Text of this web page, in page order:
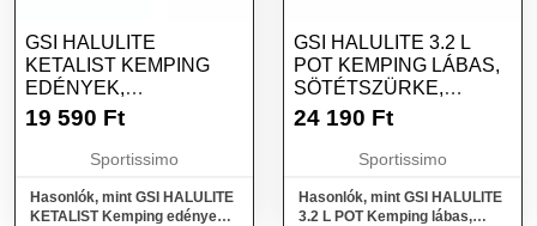
GSI HALULITE
KETALIST KEMPING
EDÉNYEK,
SÖTÉTSZÜRKE,
19 590 Ft
Sportissimo
Hasonlók, mint GSI HALULITE
KETALIST Kemping edények,
GSI HALULITE 3.2 L
POT KEMPING LÁBAS,
SÖTÉTSZÜRKE,
MÉRET
24 190 Ft
Sportissimo
Hasonlók, mint GSI HALULITE
3.2 L POT Kemping lábas,